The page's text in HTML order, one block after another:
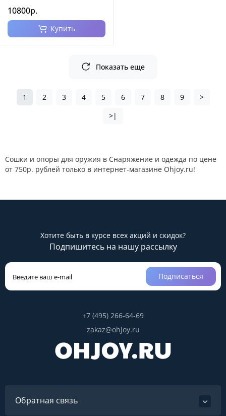
10800р.
Купить
Показать еще
1 2 3 4 5 6 7 8 9
>
>|
Сошки и опоры для оружия в Снаряжение и одежда по цене
от 750р. рублей только в интернет-магазине Ohjoy.ru!
Хотите быть в курсе всех акций и скидок?
Подпишитесь на нашу рассылку
Подписаться
+7 (495) 266-64-69
zakaz@ohjoy.ru
Обратная связь